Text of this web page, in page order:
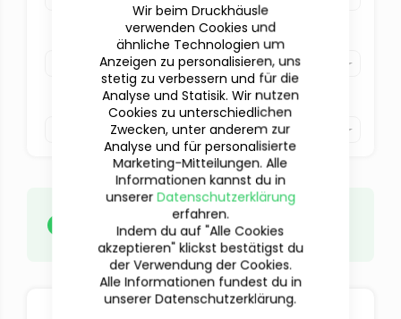
Farbe
Bitte auswählen
Veredelung
Bitte auswählen
Deine Datenmusst du erstnach
abgeschlossener Beauftragung
hochladen.
BESTELLOPTIONEN
Wir beim Druckhäusle
verwenden Cookies und
ähnliche Technologien um
Anzeigen zu personalisieren, uns
stetig zu verbessern und für die
Analyse und Statisik. Wir nutzen
Cookies zu unterschiedlichen
Zwecken, unter anderem zur
Analyse und für personalisierte
Marketing-Mitteilungen. Alle
Informationen kannst du in
unserer Datenschutzerklärung
erfahren.
Indem du auf "Alle Cookies
akzeptieren" klickst bestätigst du
der Verwendung der Cookies.
Alle Informationen fundest du in
unserer Datenschutzerklärung.